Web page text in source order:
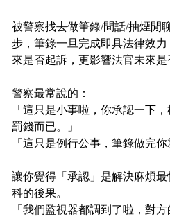
被警察找去做筆錄/問話/抽煙閒
步， 筆錄一旦完成即具法律效力
來是否起訴，更影響法官未來
警察最常說的：
「這只是小事啦，你承認一下
罰錢而已。」
「這只是例行公事，筆錄做完
讓你覺得「承認」是解決麻煩
科的後果。
「我們監視器都調到了啦，對